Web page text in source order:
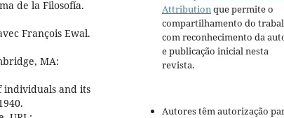
de la Filosofía.
François Ewal.
MA:
individuals and its
Attributionque permite o
compartilhamento do
com reconhecimento da
e publicação inicial nesta
revista.
Autores têm autorização